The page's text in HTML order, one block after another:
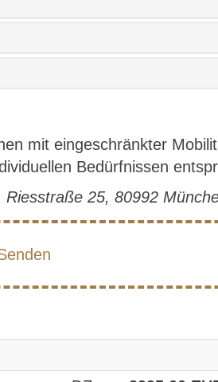
mit eingeschränkter
Bedürfnissen
25, 80992